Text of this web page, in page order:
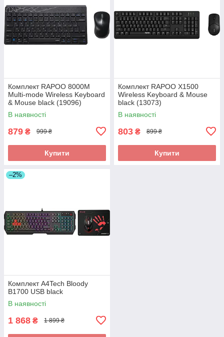
Комплект RAPOO 8000M
Multi-mode Wireless Keyboard
& Mouse black (19096)
В наявності
879 ₴ 999 ₴
Купити
Комплект RAPOO X1500
Wireless Keyboard & Mouse
black (13073)
В наявності
803 ₴ 899 ₴
Купити
–2%
Комплект A4Tech Bloody
B1700 USB black
В наявності
1 868 ₴ 1 899 ₴